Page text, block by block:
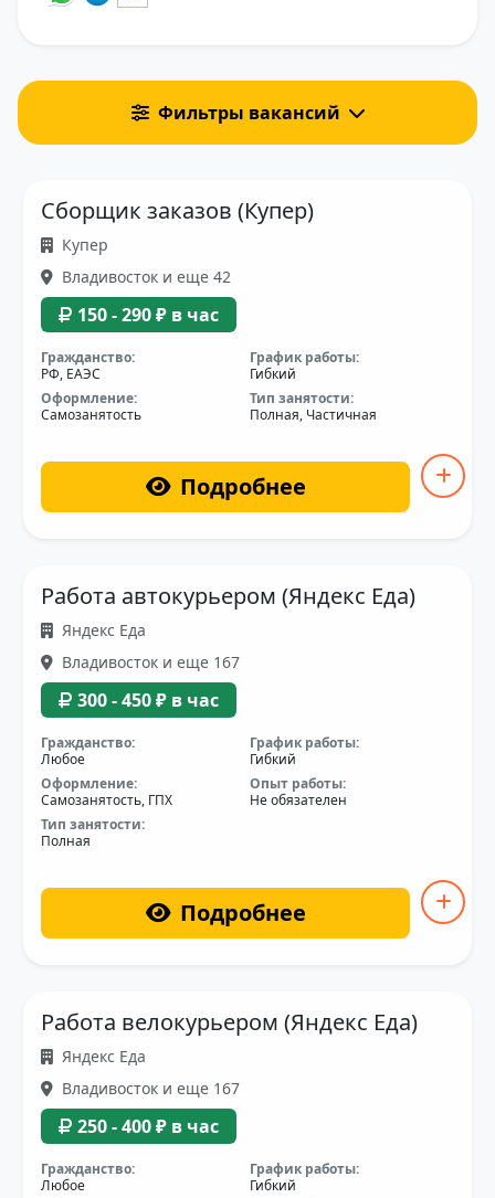
Фильтры вакансий
Сборщик заказов (Купер)
Купер
Владивосток и еще 42
150 - 290 ₽ в час
Гражданство:
РФ, ЕАЭС
График работы:
Гибкий
Оформление:
Самозанятость
Тип занятости:
Полная, Частичная
Подробнее
Работа автокурьером (Яндекс Еда)
Яндекс Еда
Владивосток и еще 167
300 - 450 ₽ в час
Гражданство:
Любое
График работы:
Гибкий
Оформление:
Самозанятость, ГПХ
Опыт работы:
Не обязателен
Тип занятости:
Полная
Подробнее
Работа велокурьером (Яндекс Еда)
Яндекс Еда
Владивосток и еще 167
250 - 400 ₽ в час
Гражданство:
Любое
График работы:
Гибкий